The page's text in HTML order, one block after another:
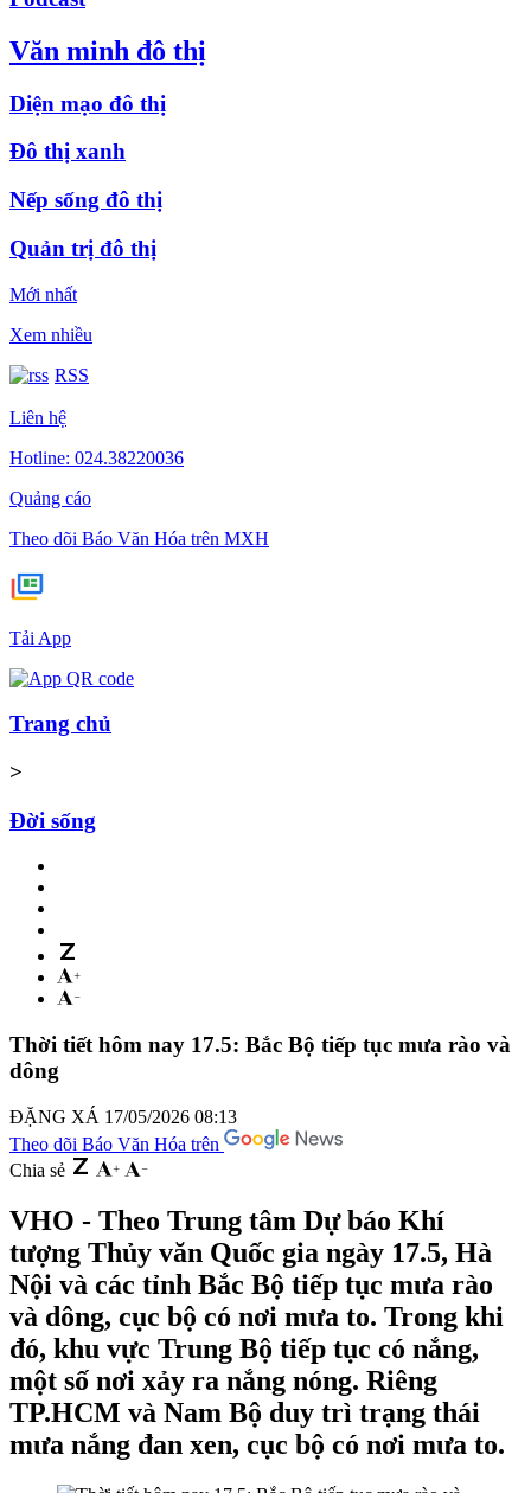
Văn minh đô thị
Diện mạo đô thị
Đô thị xanh
Nếp sống đô thị
Quản trị đô thị
Mới nhất
Xem nhiều
RSS
Liên hệ
Hotline: 024.38220036
Quảng cáo
Theo dõi Báo Văn Hóa trên MXH
Tải App
Trang chủ
>
Đời sống
Thời tiết hôm nay 17.5: Bắc Bộ tiếp tục mưa rào và
dông
ĐẶNG XÁ 17/05/2026 08:13
Theo dõi Báo Văn Hóa trên
Chia sẻ
VHO - Theo Trung tâm Dự báo Khí
tượng Thủy văn Quốc gia ngày 17.5, Hà
Nội và các tỉnh Bắc Bộ tiếp tục mưa rào
và dông, cục bộ có nơi mưa to. Trong khi
đó, khu vực Trung Bộ tiếp tục có nắng,
một số nơi xảy ra nắng nóng. Riêng
TP.HCM và Nam Bộ duy trì trạng thái
mưa nắng đan xen, cục bộ có nơi mưa to.